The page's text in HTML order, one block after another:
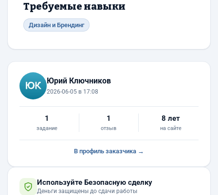
Требуемые навыки
Дизайн и Брендинг
Юрий Ключников
2026-06-05 в 17:08
1
задание
1
отзыв
8 лет
на сайте
В профиль заказчика →
Используйте Безопасную сделку
Деньги защищены до сдачи работы